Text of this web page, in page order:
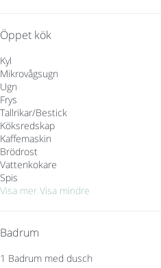
Öppet kök
Kyl
Mikrovågsugn
Ugn
Frys
Tallrikar/Bestick
Köksredskap
Kaffemaskin
Brödrost
Vattenkokare
Spis
Visa mer Visa mindre
Badrum
1 Badrum med dusch